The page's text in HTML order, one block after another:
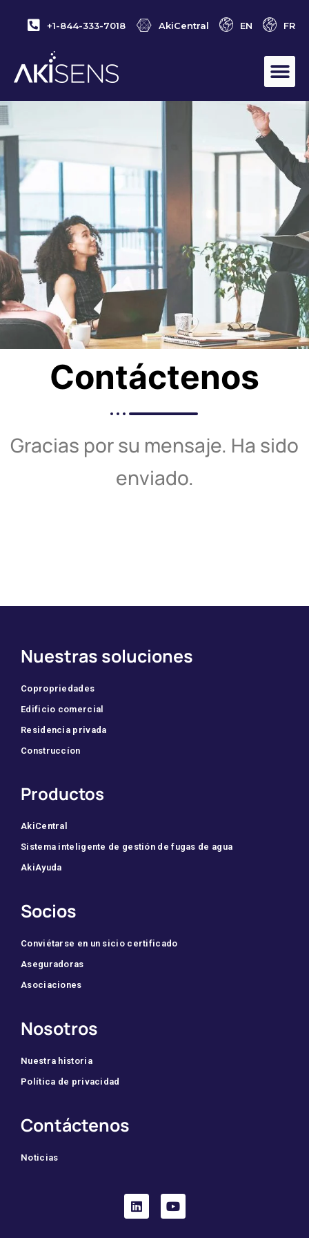
+1-844-333-7018 AkiCentral EN FR
Contáctenos
Gracias por su mensaje. Ha sido
enviado.
Nuestras soluciones
Copropriedades
Edificio comercial
Residencia privada
Construccíon
Productos
AkiCentral
Sistema inteligente de gestión de fugas de agua
AkiAyuda
Socios
Conviétarse en un sicio certificado
Aseguradoras
Asociaciones
Nosotros
Nuestra historia
Política de privacidad
Contáctenos
Noticias